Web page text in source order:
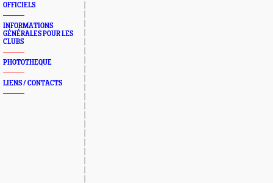
OFFICIELS
INFORMATIONS
GÉNÉRALES POUR LES
CLUBS
PHOTOTHEQUE
LIENS / CONTACTS